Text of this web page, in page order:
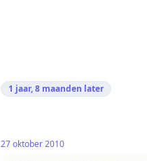
1 jaar, 8 maanden later
27 oktober 2010